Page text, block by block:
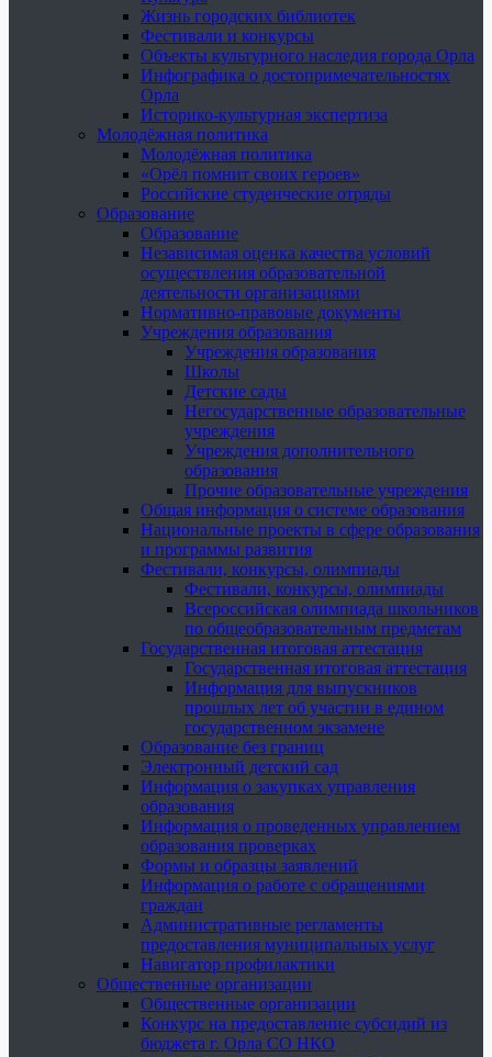
Жизнь городских библиотек
Фестивали и конкурсы
Объекты культурного наследия города Орла
Инфографика о достопримечательностях
Орла
Историко-культурная экспертиза
Молодёжная политика
Молодёжная политика
«Орёл помнит своих героев»
Российские студенческие отряды
Образование
Образование
Независимая оценка качества условий
осуществления образовательной
деятельности организациями
Нормативно-правовые документы
Учреждения образования
Учреждения образования
Школы
Детские сады
Негосударственные образовательные
учреждения
Учреждения дополнительного
образования
Прочие образовательные учреждения
Общая информация о системе образования
Национальные проекты в сфере образования
и программы развития
Фестивали, конкурсы, олимпиады
Фестивали, конкурсы, олимпиады
Всероссийская олимпиада школьников
по общеобразовательным предметам
Государственная итоговая аттестация
Государственная итоговая аттестация
Информация для выпускников
прошлых лет об участии в едином
государственном экзамене
Образование без границ
Электронный детский сад
Информация о закупках управления
образования
Информация о проведенных управлением
образования проверках
Формы и образцы заявлений
Информация о работе с обращениями
граждан
Административные регламенты
предоставления муниципальных услуг
Навигатор профилактики
Общественные организации
Общественные организации
Конкурс на предоставление субсидий из
бюджета г. Орла СО НКО